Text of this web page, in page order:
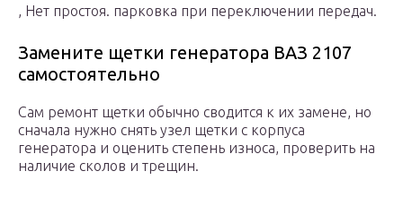
, Нет простоя. парковка при переключении передач.
Замените щетки генератора ВАЗ 2107
самостоятельно
Сам ремонт щетки обычно сводится к их замене, но
сначала нужно снять узел щетки с корпуса
генератора и оценить степень износа, проверить на
наличие сколов и трещин.